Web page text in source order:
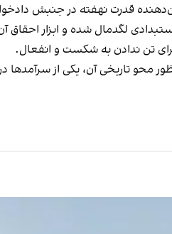
قدرت نهفته در جنبش
لگدمال شده و ابزار
تن ندادن به شکست و انفعال.
محو تاریخی آن، یکی از سرآمدها